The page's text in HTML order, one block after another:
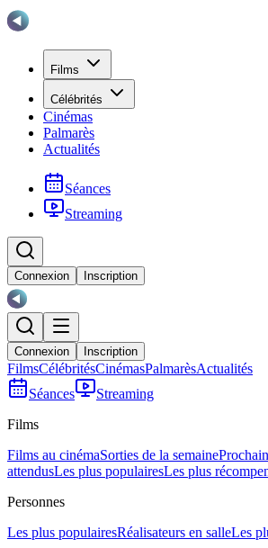
Films
Célébrités
Cinémas
Palmarès
Actualités
Séances
Streaming
Connexion Inscription
Connexion Inscription
FilmsCélébritésCinémasPalmarèsActualités
Séances
Streaming
Films
Films au cinémaSorties de la semaine
attendusLes plus populairesLes plus
Personnes
Les plus populairesRéalisateurs en salleLes